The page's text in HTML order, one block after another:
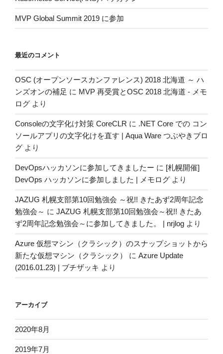
MVP Global Summit 2019 に参加
最近のコメント
OSC (オープンソースカンファレンス) 2018 北海道 ～ ハ
ンズオンの補足 に MVP 再受賞とOSC 2018 北海道 - メモ
ログ より
Consoleの文字化け対策 CoreCLR に .NET Core での コン
ソールアプリの文字化けを直す | Aqua Ware つぶやきブロ
グ より
DevOpsハッカソンに参加してきましたー に [札幌開催]
DevOps ハッカソンに参加しました | メモログ より
JAZUG 札幌支部第10回勉強会 ～祝!! きたあず2周年記念
勉強会～ に JAZUG 札幌支部第10回勉強会～祝!! きたあ
ず2周年記念勉強会～に参加してきました。 | nrjlog より
Azure 仮想マシン（クラシック）のスナップショットから
新たな仮想マシン（クラシック）
に Azure Update
(2016.01.23) | ブチザッキ より
アーカイブ
2020年8月
2019年7月